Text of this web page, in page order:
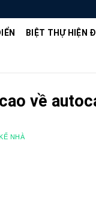
BIỆT THỰ HIỆN
về
NHÀ